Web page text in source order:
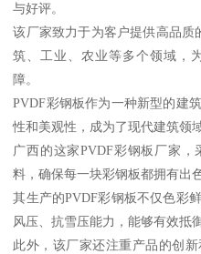
与好评。
该厂家致力于为客户提供高品质
筑、工业、农业等多个领域，
障。
PVDF彩钢板作为一种新型的建
性和美观性，成为了现代建筑领
广西的这家PVDF彩钢板厂家
料，确保每一块彩钢板都拥有出
其生产的PVDF彩钢板不仅色彩
风压、抗雪压能力，能够有效抵
此外，该厂家还注重产品的创